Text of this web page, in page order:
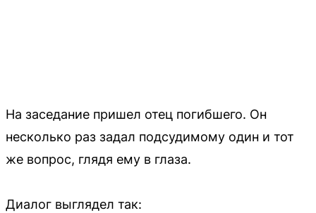
На заседание пришел отец погибшего. Он
несколько раз задал подсудимому один и тот
же вопрос, глядя ему в глаза.
Диалог выглядел так: